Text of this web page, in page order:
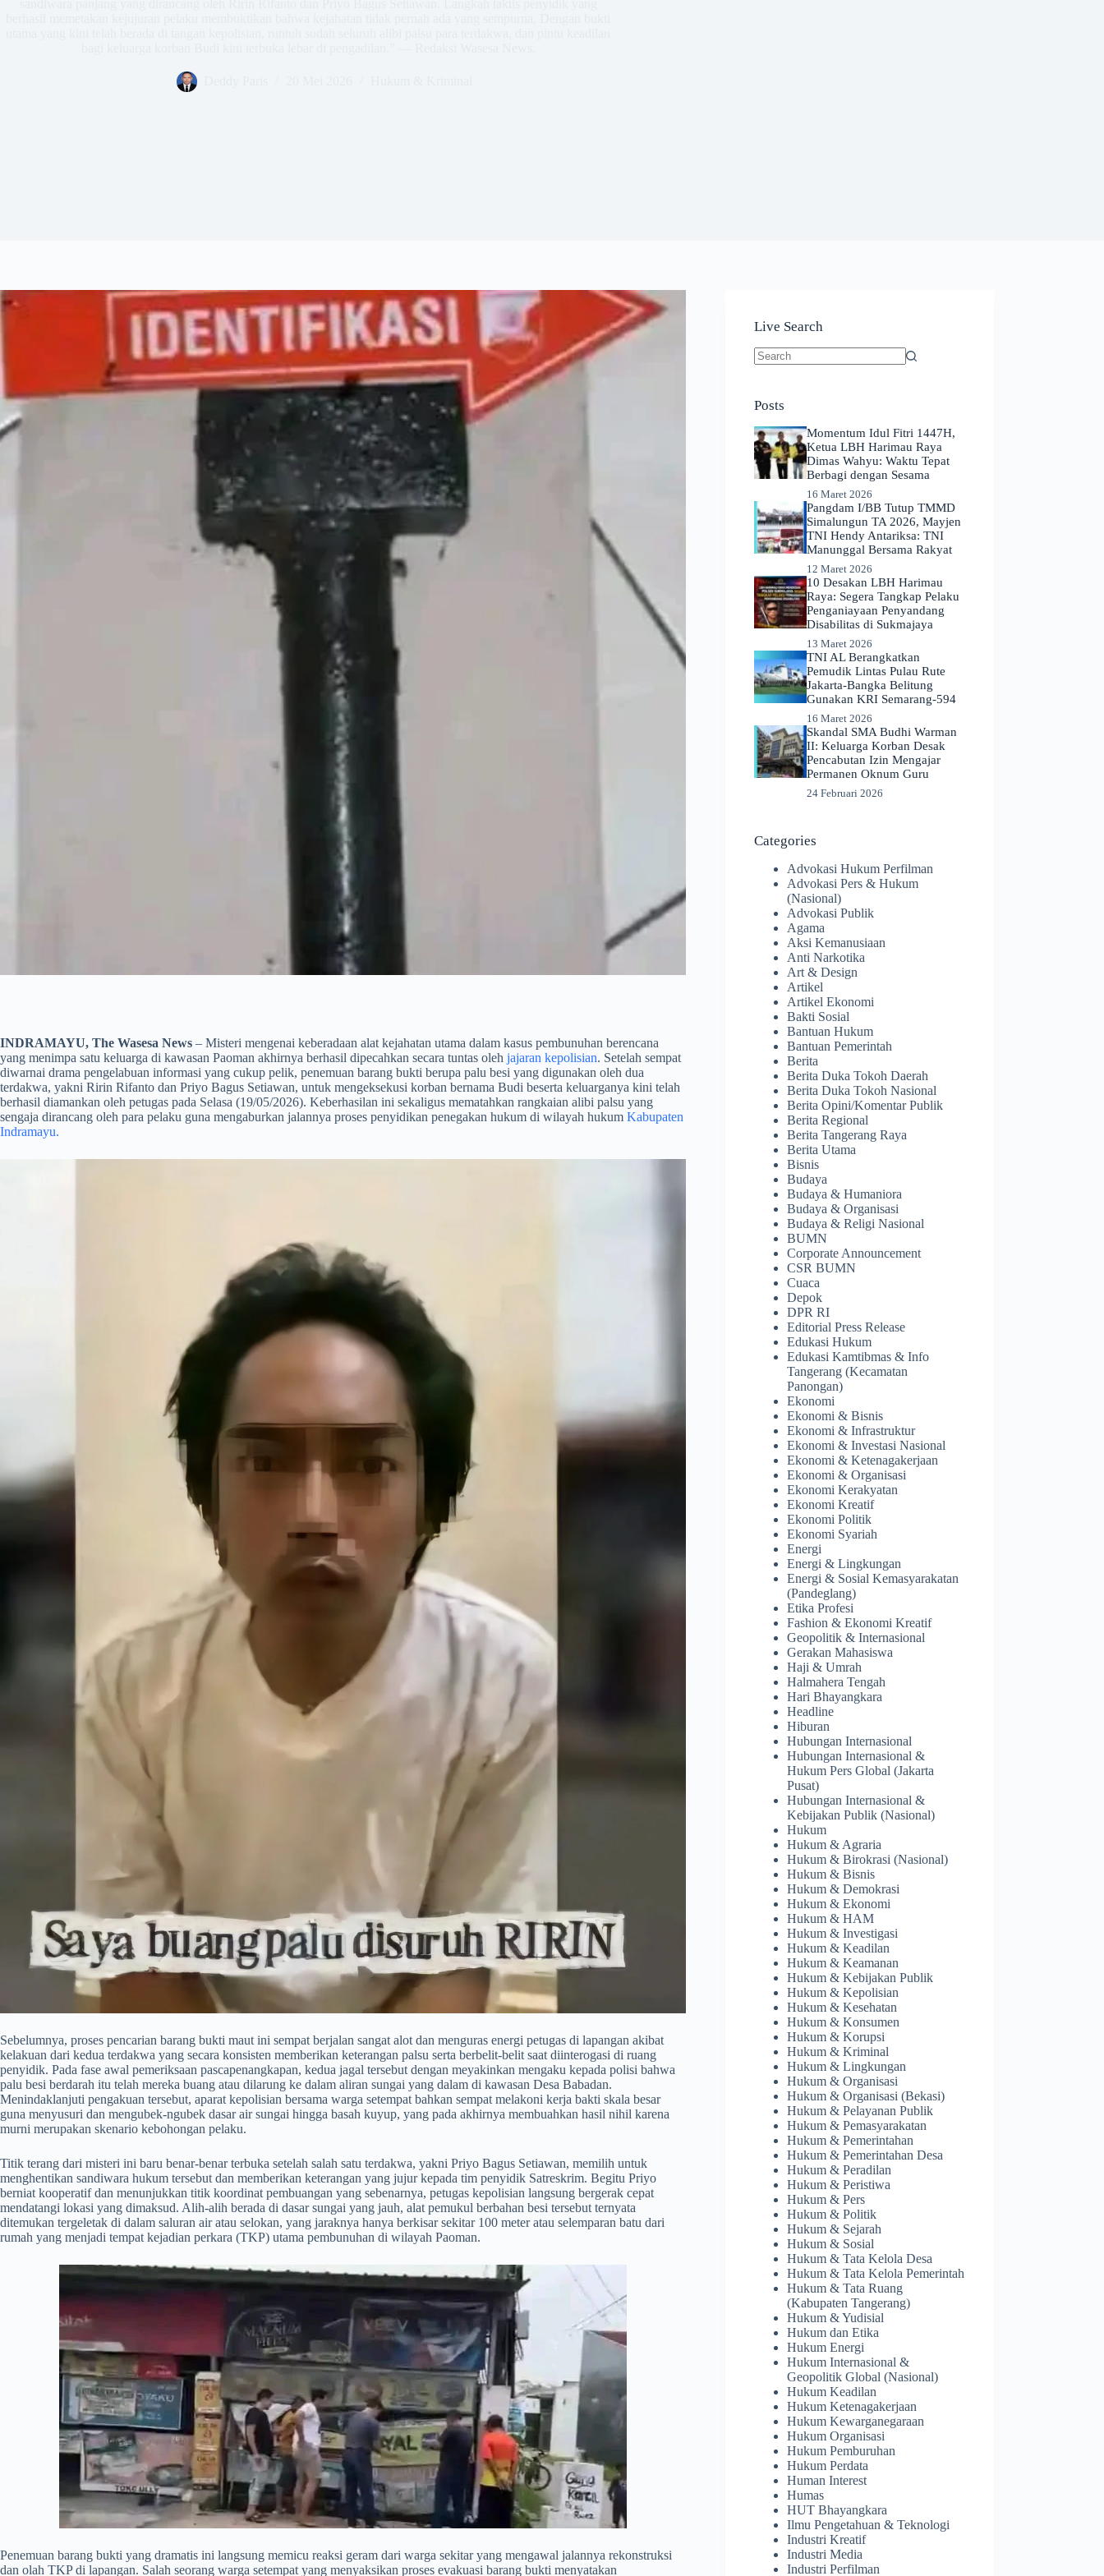
INDRAMAYU, The Wasesa News – Misteri mengenai keberadaan alat kejahatan utama dalam kasus pembunuhan berencana
yang menimpa satu keluarga di kawasan Paoman akhirnya berhasil dipecahkan secara tuntas oleh jajaran kepolisian. Setelah sempat
diwarnai drama pengelabuan informasi yang cukup pelik, penemuan barang bukti berupa palu besi yang digunakan oleh dua
terdakwa, yakni Ririn Rifanto dan Priyo Bagus Setiawan, untuk mengeksekusi korban bernama Budi beserta keluarganya kini telah
berhasil diamankan oleh petugas pada Selasa (19/05/2026). Keberhasilan ini sekaligus mematahkan rangkaian alibi palsu yang
sengaja dirancang oleh para pelaku guna mengaburkan jalannya proses penyidikan penegakan hukum di wilayah hukum Kabupaten
Indramayu.
​Sebelumnya, proses pencarian barang bukti maut ini sempat berjalan sangat alot dan menguras energi petugas di lapangan akibat
kelakuan dari kedua terdakwa yang secara konsisten memberikan keterangan palsu serta berbelit-belit saat diinterogasi di ruang
penyidik. Pada fase awal pemeriksaan pascapenangkapan, kedua jagal tersebut dengan meyakinkan mengaku kepada polisi bahwa
palu besi berdarah itu telah mereka buang atau dilarung ke dalam aliran sungai yang dalam di kawasan Desa Babadan.
Menindaklanjuti pengakuan tersebut, aparat kepolisian bersama warga setempat bahkan sempat melakoni kerja bakti skala besar
guna menyusuri dan mengubek-ngubek dasar air sungai hingga basah kuyup, yang pada akhirnya membuahkan hasil nihil karena
murni merupakan skenario kebohongan pelaku.
​Titik terang dari misteri ini baru benar-benar terbuka setelah salah satu terdakwa, yakni Priyo Bagus Setiawan, memilih untuk
menghentikan sandiwara hukum tersebut dan memberikan keterangan yang jujur kepada tim penyidik Satreskrim. Begitu Priyo
berniat kooperatif dan menunjukkan titik koordinat pembuangan yang sebenarnya, petugas kepolisian langsung bergerak cepat
mendatangi lokasi yang dimaksud. Alih-alih berada di dasar sungai yang jauh, alat pemukul berbahan besi tersebut ternyata
ditemukan tergeletak di dalam saluran air atau selokan, yang jaraknya hanya berkisar sekitar 100 meter atau selemparan batu dari
rumah yang menjadi tempat kejadian perkara (TKP) utama pembunuhan di wilayah Paoman.
​Penemuan barang bukti yang dramatis ini langsung memicu reaksi geram dari warga sekitar yang mengawal jalannya rekonstruksi
dan olah TKP di lapangan. Salah seorang warga setempat yang menyaksikan proses evakuasi barang bukti menyatakan
Live Search
Posts
Momentum Idul Fitri 1447H,
Ketua LBH Harimau Raya
Dimas Wahyu: Waktu Tepat
Berbagi dengan Sesama
16 Maret 2026
Pangdam I/BB Tutup TMMD
Simalungun TA 2026, Mayjen
TNI Hendy Antariksa: TNI
Manunggal Bersama Rakyat
12 Maret 2026
​10 Desakan LBH Harimau
Raya: Segera Tangkap Pelaku
Penganiayaan Penyandang
Disabilitas di Sukmajaya
13 Maret 2026
TNI AL Berangkatkan
Pemudik Lintas Pulau Rute
Jakarta-Bangka Belitung
Gunakan KRI Semarang-594
16 Maret 2026
Skandal SMA Budhi Warman
II: Keluarga Korban Desak
Pencabutan Izin Mengajar
Permanen Oknum Guru
24 Februari 2026
Categories
Advokasi Hukum Perfilman
Advokasi Pers & Hukum
(Nasional)
Advokasi Publik
Agama
Aksi Kemanusiaan
Anti Narkotika
Art & Design
Artikel
Artikel Ekonomi
Bakti Sosial
Bantuan Hukum
Bantuan Pemerintah
Berita
Berita Duka Tokoh Daerah
Berita Duka Tokoh Nasional
Berita Opini/Komentar Publik
Berita Regional
Berita Tangerang Raya
Berita Utama
Bisnis
Budaya
Budaya & Humaniora
Budaya & Organisasi
Budaya & Religi Nasional
BUMN
Corporate Announcement
CSR BUMN
Cuaca
Depok
DPR RI
Editorial Press Release
Edukasi Hukum
Edukasi Kamtibmas & Info
Tangerang (Kecamatan
Panongan)
Ekonomi
Ekonomi & Bisnis
Ekonomi & Infrastruktur
Ekonomi & Investasi Nasional
Ekonomi & Ketenagakerjaan
Ekonomi & Organisasi
Ekonomi Kerakyatan
Ekonomi Kreatif
Ekonomi Politik
Ekonomi Syariah
Energi
Energi & Lingkungan
Energi & Sosial Kemasyarakatan
(Pandeglang)
Etika Profesi
Fashion & Ekonomi Kreatif
Geopolitik & Internasional
Gerakan Mahasiswa
Haji & Umrah
Halmahera Tengah
Hari Bhayangkara
Headline
Hiburan
Hubungan Internasional
Hubungan Internasional &
Hukum Pers Global (Jakarta
Pusat)
Hubungan Internasional &
Kebijakan Publik (Nasional)
Hukum
Hukum & Agraria
Hukum & Birokrasi (Nasional)
Hukum & Bisnis
Hukum & Demokrasi
Hukum & Ekonomi
Hukum & HAM
Hukum & Investigasi
Hukum & Keadilan
Hukum & Keamanan
Hukum & Kebijakan Publik
Hukum & Kepolisian
Hukum & Kesehatan
Hukum & Konsumen
Hukum & Korupsi
Hukum & Kriminal
Hukum & Lingkungan
Hukum & Organisasi
Hukum & Organisasi (Bekasi)
Hukum & Pelayanan Publik
Hukum & Pemasyarakatan
Hukum & Pemerintahan
Hukum & Pemerintahan Desa
Hukum & Peradilan
Hukum & Peristiwa
Hukum & Pers
Hukum & Politik
Hukum & Sejarah
Hukum & Sosial
Hukum & Tata Kelola Desa
Hukum & Tata Kelola Pemerintah
Hukum & Tata Ruang
(Kabupaten Tangerang)
Hukum & Yudisial
Hukum dan Etika
Hukum Energi
Hukum Internasional &
Geopolitik Global (Nasional)
Hukum Keadilan
Hukum Ketenagakerjaan
Hukum Kewarganegaraan
Hukum Organisasi
Hukum Pemburuhan
Hukum Perdata
Human Interest
Humas
HUT Bhayangkara
Ilmu Pengetahuan & Teknologi
Industri Kreatif
Industri Media
Industri Perfilman